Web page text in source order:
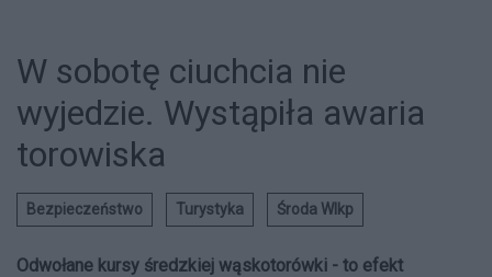
W sobotę ciuchcia nie
wyjedzie. Wystąpiła awaria
torowiska
Bezpieczeństwo Turystyka Środa Wlkp
Odwołane kursy średzkiej wąskotorówki - to efekt